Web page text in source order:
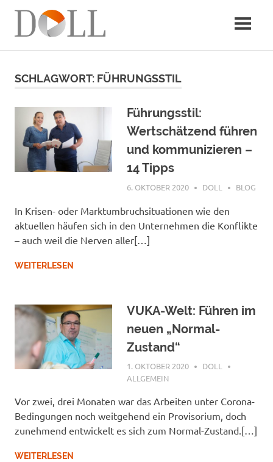
Zum
springen
SCHLAGWORT: FÜHRUNGSSTIL
Führungsstil:
Wertschätzend führen
und kommunizieren –
14 Tipps
6. OKTOBER 2020 DOLL BLOG
In Krisen- oder Marktumbruchsituationen wie den
aktuellen häufen sich in den Unternehmen die Konflikte
– auch weil die Nerven aller[…]
WEITERLESEN
VUKA-Welt: Führen im
neuen „Normal-
Zustand“
1. OKTOBER 2020
DOLL
ALLGEMEIN
Vor zwei, drei Monaten war das Arbeiten unter Corona-
Bedingungen noch weitgehend ein Provisorium, doch
zunehmend entwickelt es sich zum Normal-Zustand.[…]
WEITERLESEN